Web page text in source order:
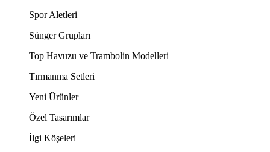
Spor Aletleri
Sünger Grupları
Top Havuzu ve Trambolin Modelleri
Tırmanma Setleri
Yeni Ürünler
Özel Tasarımlar
İlgi Köşeleri